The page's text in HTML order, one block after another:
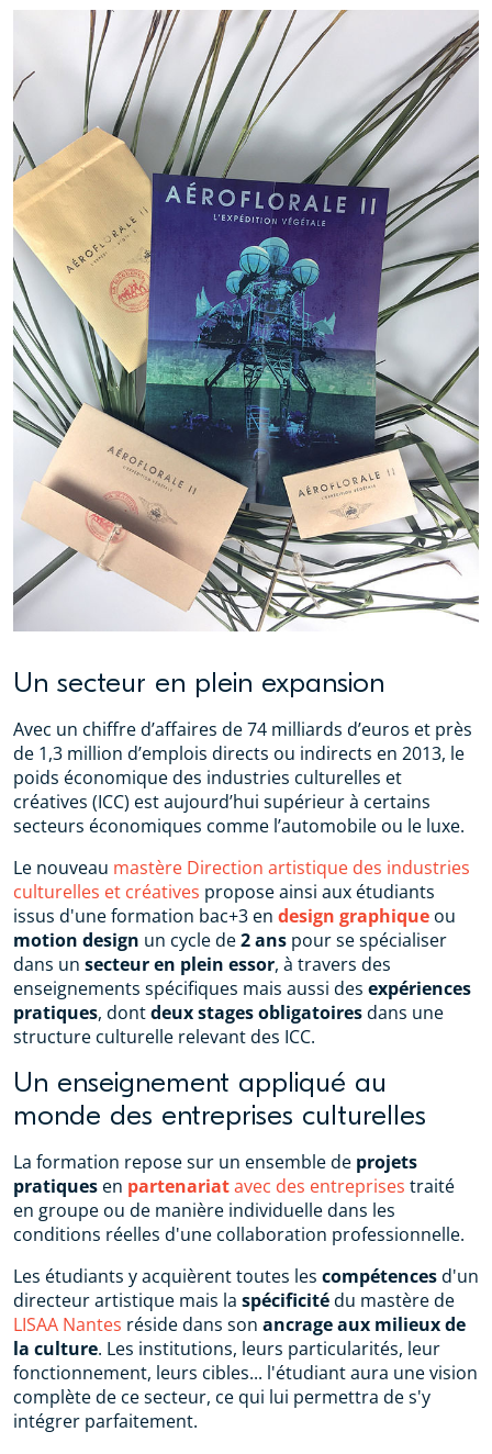
Un secteur en plein expansion
Avec un chiffre d’affaires de 74 milliards d’euros et près
de 1,3 million d’emplois directs ou indirects en 2013, le
poids économique des industries culturelles et
créatives (ICC) est aujourd’hui supérieur à certains
secteurs économiques comme l’automobile ou le luxe.
Le nouveau mastère Direction artistique des industries
culturelles et créatives propose ainsi aux étudiants
issus d'une formation bac+3 en design graphique ou
motion design un cycle de2 ans pour se spécialiser
dans un secteur en plein essor, à travers des
enseignements spécifiques mais aussi des expériences
pratiques, dontdeux stages obligatoiresdans une
structure culturelle relevant des ICC.
Un enseignement appliqué au
monde des entreprises culturelles
La formation repose sur un ensemble de projets
pratiques en partenariatavec des entreprises traité
en groupe ou de manière individuelle dans les
conditions réelles d'une collaboration professionnelle.
Les étudiants y acquièrent toutes les compétencesd'un
directeur artistique mais la spécificitédu mastère de
LISAA Nantes réside dans son ancrage aux milieux de
la culture. Les institutions, leurs particularités, leur
fonctionnement, leurs cibles... l'étudiant aura une vision
complète de ce secteur, ce qui lui permettra de s'y
intégrer parfaitement.